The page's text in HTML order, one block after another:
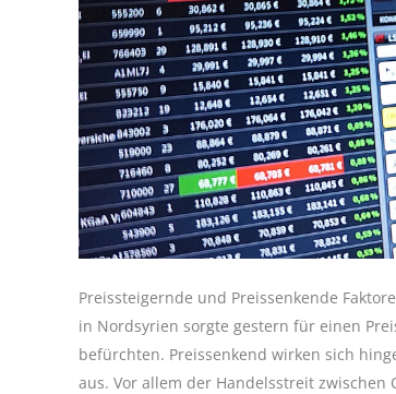
Preissteigernde und Preissenkende
in Nordsyrien sorgte gestern für einen
befürchten. Preissenkend wirken sich
aus. Vor allem der Handelsstreit zwischen